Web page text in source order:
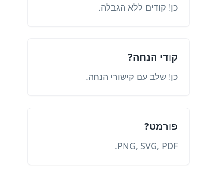
כן! קודים ללא הגבלה.
קודי הנחה?
כן! שלב עם קישורי הנחה.
פורמט?
PNG, SVG, PDF.